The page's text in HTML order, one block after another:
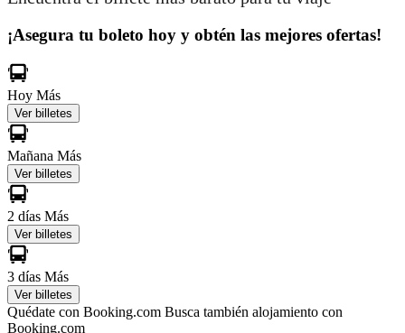
¡Asegura tu boleto hoy y obtén las mejores ofertas!
Hoy Más
Ver billetes
Mañana Más
Ver billetes
2 días Más
Ver billetes
3 días Más
Ver billetes
Quédate con Booking.com Busca también alojamiento con
Booking.com